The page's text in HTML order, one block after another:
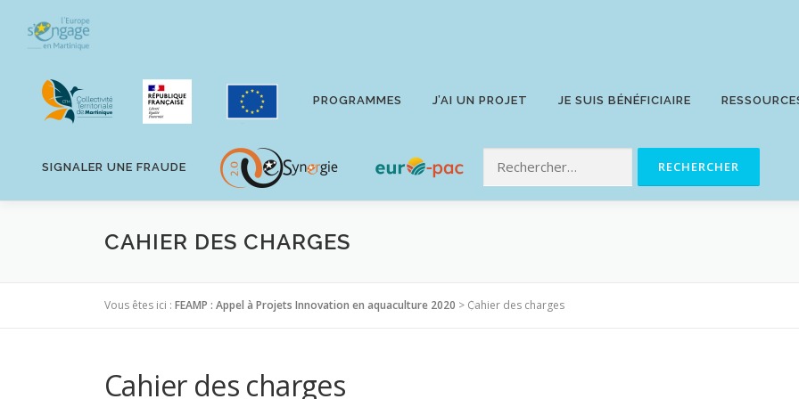
contenu
PROGRAMMES J’AI UN PROJET JE SUIS BÉNÉFICIAIRE
SIGNALER UNE FRAUDE
CAHIER DES CHARGES
Vous êtes ici : FEAMP : Appel à Projets Innovation en aquaculture 2020 > Cahier des charges
Cahier des charges